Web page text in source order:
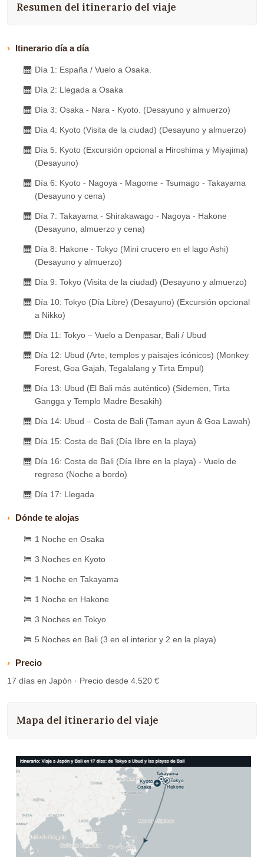
Resumen del itinerario del viaje
Itinerario día a día
Día 1: España / Vuelo a Osaka.
Día 2: Llegada a Osaka
Día 3: Osaka - Nara - Kyoto. (Desayuno y almuerzo)
Día 4: Kyoto (Visita de la ciudad) (Desayuno y almuerzo)
Día 5: Kyoto (Excursión opcional a Hiroshima y Miyajima)
(Desayuno)
Día 6: Kyoto - Nagoya - Magome - Tsumago - Takayama
(Desayuno y cena)
Día 7: Takayama - Shirakawago - Nagoya - Hakone
(Desayuno, almuerzo y cena)
Día 8: Hakone - Tokyo (Mini crucero en el lago Ashi)
(Desayuno y almuerzo)
Día 9: Tokyo (Visita de la ciudad) (Desayuno y almuerzo)
Día 10: Tokyo (Día Libre) (Desayuno) (Excursión opcional
a Nikko)
Día 11: Tokyo – Vuelo a Denpasar, Bali / Ubud
Día 12: Ubud (Arte, templos y paisajes icónicos) (Monkey
Forest, Goa Gajah, Tegalalang y Tirta Empul)
Día 13: Ubud (El Bali más auténtico) (Sidemen, Tirta
Gangga y Templo Madre Besakih)
Día 14: Ubud – Costa de Bali (Taman ayun & Goa Lawah)
Día 15: Costa de Bali (Día libre en la playa)
Día 16: Costa de Bali (Día libre en la playa) - Vuelo de
regreso (Noche a bordo)
Día 17: Llegada
Dónde te alojas
1 Noche en Osaka
3 Noches en Kyoto
1 Noche en Takayama
1 Noche en Hakone
3 Noches en Tokyo
5 Noches en Bali (3 en el interior y 2 en la playa)
Precio
17 días en Japón · Precio desde 4.520 €
Mapa del itinerario del viaje